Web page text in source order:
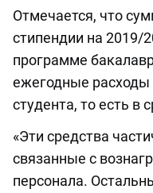
Отмечается, что
стипендии на 2019/
программе
ежегодные расходы
студента, то есть в
«Эти средства
связанные с
персонала.